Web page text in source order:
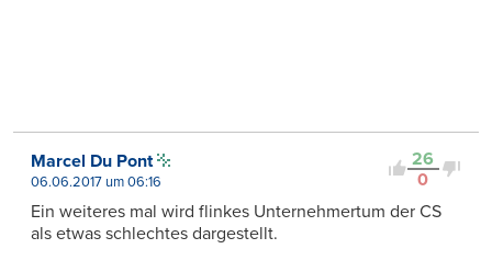
26
0
Marcel Du Pont
06.06.2017 um 06:16
Ein weiteres mal wird flinkes Unternehmertum der CS
als etwas schlechtes dargestellt.